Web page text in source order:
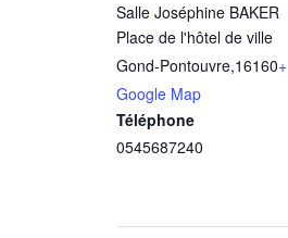
Salle Joséphine BAKER
Place de l'hôtel de ville
Gond-Pontouvre,16160+
Google Map
Téléphone
0545687240